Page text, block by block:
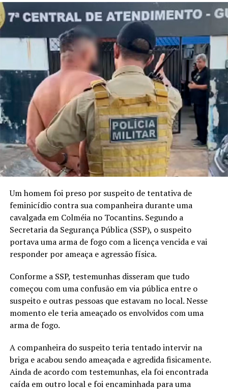
Um homem foi preso por suspeito de tentativa de
feminicídio contra sua companheira durante uma
cavalgada em Colméia no Tocantins. Segundo a
Secretaria da Segurança Pública (SSP), o suspeito
portava uma arma de fogo com a licença vencida e vai
responder por ameaça e agressão física.
Conforme a SSP, testemunhas disseram que tudo
começou com uma confusão em via pública entre o
suspeito e outras pessoas que estavam no local. Nesse
momento ele teria ameaçado os envolvidos com uma
arma de fogo.
A companheira do suspeito teria tentado intervir na
briga e acabou sendo ameaçada e agredida fisicamente.
Ainda de acordo com testemunhas, ela foi encontrada
caída em outro local e foi encaminhada para uma